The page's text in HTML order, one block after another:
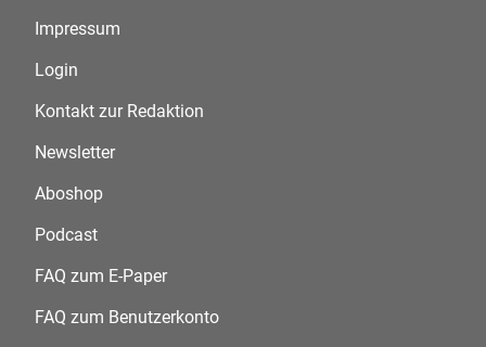
Impressum
Login
Kontakt zur Redaktion
Newsletter
Aboshop
Podcast
FAQ zum E-Paper
FAQ zum Benutzerkonto